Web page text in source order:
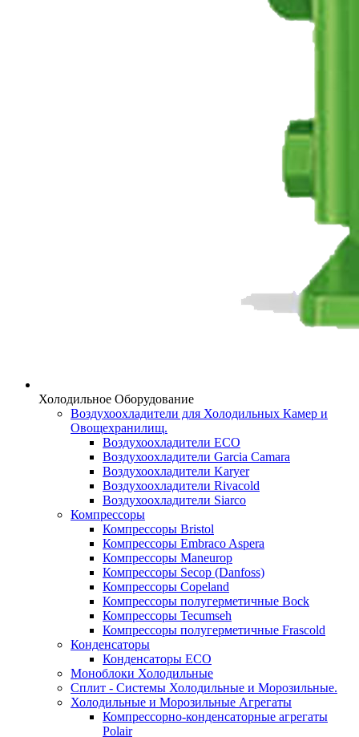
Холодильное Оборудование
Воздухоохладители для Холодильных Камер и
Овощехранилищ.
Воздухоохладители ECO
Воздухоохладители Garcia Camara
Воздухоохладители Karyer
Воздухоохладители Rivacold
Воздухоохладители Siarco
Компрессоры
Компрессоры Bristol
Компрессоры Embraco Aspera
Компрессоры Maneurop
Компрессоры Secop (Danfoss)
Компрессоры Copeland
Компрессоры полугерметичные Bock
Компрессоры Tecumseh
Компрессоры полугерметичные Frascold
Конденсаторы
Конденсаторы ECO
Моноблоки Холодильные
Сплит - Системы Холодильные и Морозильные.
Холодильные и Морозильные Агрегаты
Компрессорно-конденсаторные агрегаты
Polair